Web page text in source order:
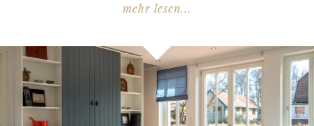
mehr lesen...